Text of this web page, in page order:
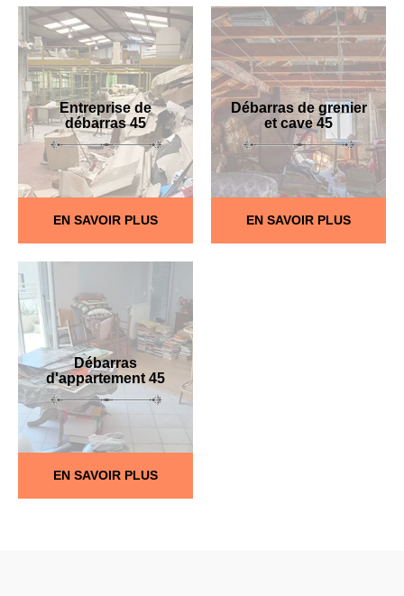
Entreprise de
débarras 45
EN SAVOIR PLUS
Débarras de grenier
et cave 45
EN SAVOIR PLUS
Débarras
d'appartement 45
EN SAVOIR PLUS